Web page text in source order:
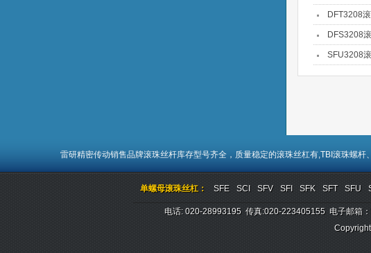
DFT3208
DFS3208
SFU3208
雷研精密传动销售品牌滚珠丝杆库存型号齐全，质量稳定的滚珠丝杠有,TBI 滚珠螺杆、
单螺母滚珠丝杠： SFE SCI SFV SFI SFK SFT SFU
电话: 020-28993195 传真:020-223405155 电子邮箱